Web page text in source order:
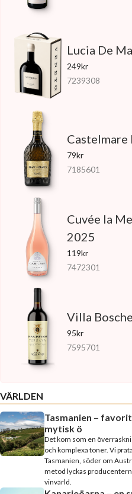
Lucia De
249kr
7239308
Castelmare
79kr
7185601
Cuvée la
2025
119kr
7472301
Villa
95kr
7595701
VÄRLDEN
Tasmanien –
mytisk ö
Det kom som en
och komplexa toner. Vi
Tasmanien, söder om
metod lyckas
vinvärld.